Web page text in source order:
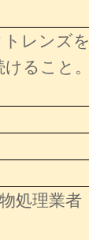
レンズを
ること。
処理業者